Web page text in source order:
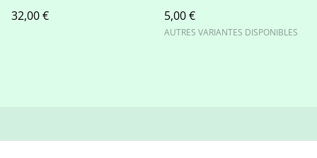
32,00 €
5,00 €
AUTRES VARIANTES DISPONIBLES